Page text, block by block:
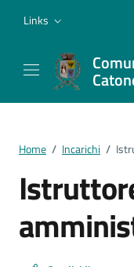
Links
Home / Incarichi /